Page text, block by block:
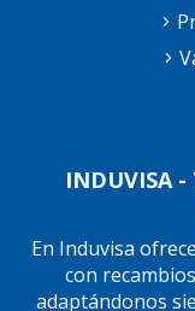
INDUVISA -
En Induvisa
con
adaptándonos